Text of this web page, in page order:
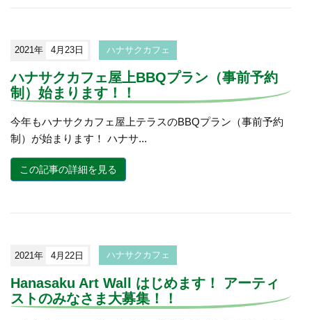
2021年 4月23日 ハナサクカフェ
ハナサクカフェ屋上BBQプラン（事前予約
制）始まります！！
今年もハナサクカフェ屋上テラスのBBQプラン（事前予約
制）が始まります！ ハナサ...
この記事の詳細を見る
2021年 4月22日 ハナサクカフェ
Hanasaku Art Wall はじめます！ アーティ
ストのみなさま大募集！！